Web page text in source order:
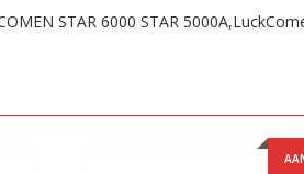
STAR 6000 STAR